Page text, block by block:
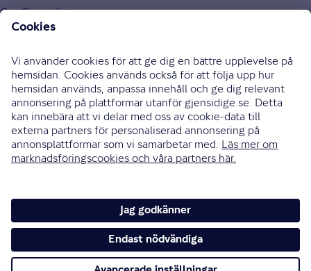
Om Gjensidige
Jobba hos oss
Press och media
Investor relations
Samarbetspartners
0771-326 326
Bli uppringd
Skriv till oss
Instagram
Cookies och säkerhet
Hantering av personuppgifter
Tillgänglighetsredogörelse